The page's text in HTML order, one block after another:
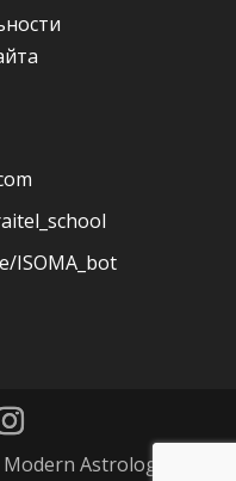
ISOMA_bot
Astrology